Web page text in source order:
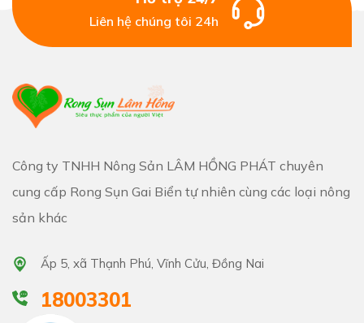
Liên hệ chúng tôi 24h
Công ty TNHH Nông Sản LÂM HỒNG PHÁT chuyên
cung cấp Rong Sụn Gai Biển tự nhiên cùng các loại nông
sản khác
Ấp 5, xã Thạnh Phú, Vĩnh Cửu, Đồng Nai
18003301